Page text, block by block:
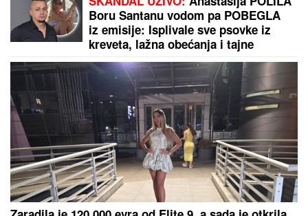
URADILA SA VERENIČKIM
PRSTENOM Asmina Durdžića: Mnogi
mislili da će "završiti u kanti"
VELIKO
IZNENĐENjE U
MONTREALU: Danil Medvedev
izgubio od 70. tenisera sveta